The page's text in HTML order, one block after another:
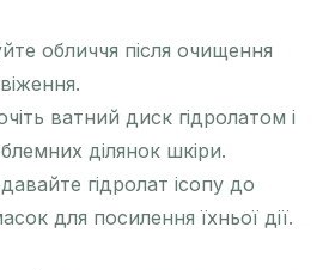
обличчя після очищення
ватний диск гідролатом і
ділянок шкіри.
гідролат ісопу до
для посилення їхньої дії.